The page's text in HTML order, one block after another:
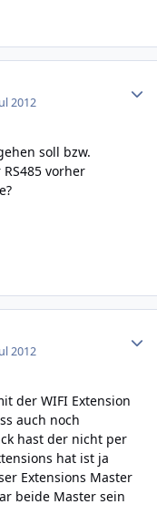
2012
soll bzw.
vorher
2012
der WIFI Extension
auch noch
hast der nicht per
hat ist ja
Extensions Master
beide Master sein